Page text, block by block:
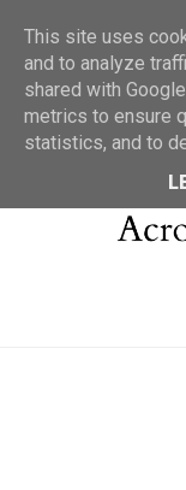
MENU
This site uses
and to analyze
shared with
metrics to ensure
statistics, and to